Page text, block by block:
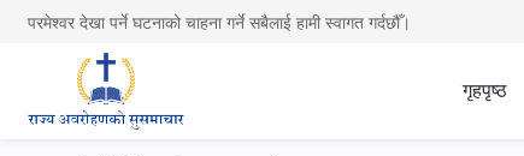
परमेश्वर देखा पर्ने घटनाको चाहना गर्ने सबैलाई हामी स्वागत गर्दछौँ।
गृहपृष्ठ